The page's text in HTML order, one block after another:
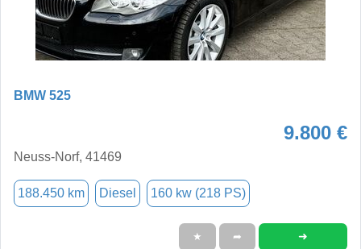
BMW 525
9.800 €
Neuss-Norf, 41469
188.450 km Diesel 160 kw (218 PS)
★ ➦ ➜